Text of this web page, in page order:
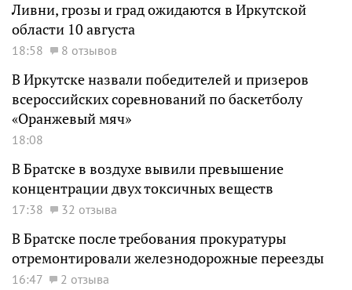
Ливни, грозы и град ожидаются в Иркутской
области 10 августа
18:58 8 отзывов
В Иркутске назвали победителей и призеров
всероссийских соревнований по баскетболу
«Оранжевый мяч»
18:08
В Братске в воздухе вывили превышение
концентрации двух токсичных веществ
17:38 32 отзыва
В Братске после требования прокуратуры
отремонтировали железнодорожные переезды
16:47
2 отзыва